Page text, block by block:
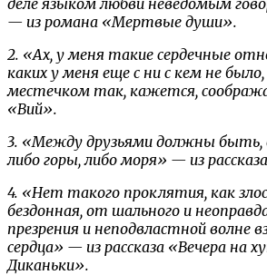
— из романа «Мертвые души».
2. «Ах, у меня такие сердечные
каких у меня еще с ни с кем не
местечком так, кажется,
«Вий».
3. «Между друзьями должны
либо горы, либо моря» — из
4. «Нет такого проклятия, как
бездонная, от шального и
презрения и неподвластной волне
сердца» — из рассказа «Вечера на
Диканьки».